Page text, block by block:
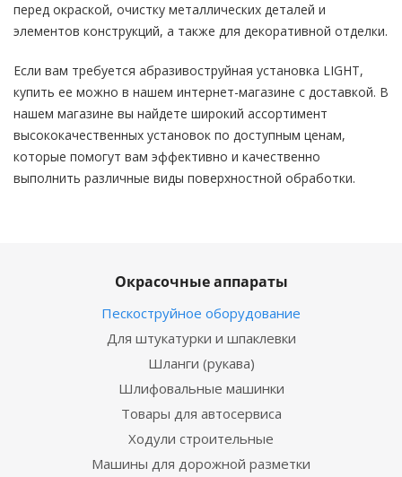
перед окраской, очистку металлических деталей и
элементов конструкций, а также для декоративной отделки.
Если вам требуется абразивоструйная установка LIGHT,
купить ее можно в нашем интернет-магазине с доставкой. В
нашем магазине вы найдете широкий ассортимент
высококачественных установок по доступным ценам,
которые помогут вам эффективно и качественно
выполнить различные виды поверхностной обработки.
Окрасочные аппараты
Пескоструйное оборудование
Для штукатурки и шпаклевки
Шланги (рукава)
Шлифовальные машинки
Товары для автосервиса
Ходули строительные
Машины для дорожной разметки